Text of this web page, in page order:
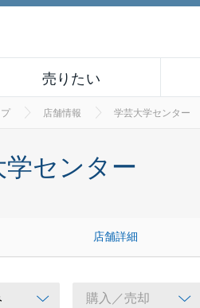
売りたい
店舗情報 学芸大学センター
学センター
店舗詳細